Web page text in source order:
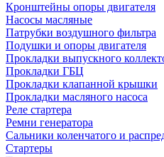
Кронштейны опоры двигателя
Насосы масляные
Патрубки воздушного фильтра
Подушки и опоры двигателя
Прокладки выпускного
Прокладки ГБЦ
Прокладки клапанной крышки
Прокладки масляного насоса
Реле стартера
Ремни генератора
Сальники коленчатого и
Стартеры